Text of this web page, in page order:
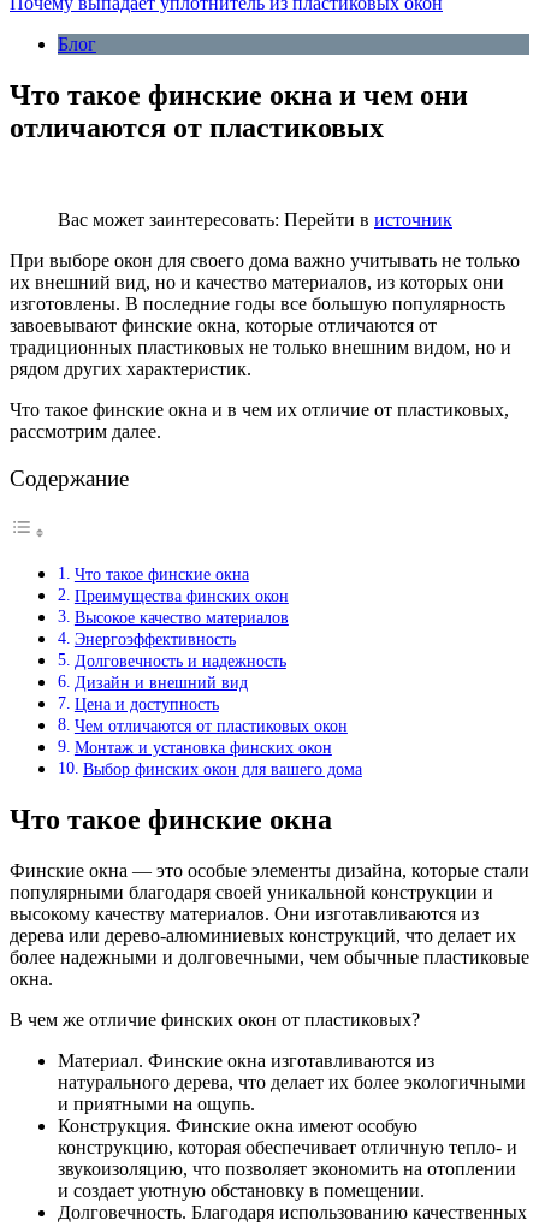
Блог
Что такое финские окна и чем они
отличаются от пластиковых
Вас может заинтересовать: Перейти в источник
При выборе окон для своего дома важно учитывать не только
их внешний вид, но и качество материалов, из которых они
изготовлены. В последние годы все большую популярность
завоевывают финские окна, которые отличаются от
традиционных пластиковых не только внешним видом, но и
рядом других характеристик.
Что такое финские окна и в чем их отличие от пластиковых,
рассмотрим далее.
Содержание
Что такое финские окна
Преимущества финских окон
Высокое качество материалов
Энергоэффективность
Долговечность и надежность
Дизайн и внешний вид
Цена и доступность
Чем отличаются от пластиковых окон
Монтаж и установка финских окон
Выбор финских окон для вашего дома
Что такое финские окна
Финские окна — это особые элементы дизайна, которые стали
популярными благодаря своей уникальной конструкции и
высокому качеству материалов. Они изготавливаются из
дерева или дерево-алюминиевых конструкций, что делает их
более надежными и долговечными, чем обычные пластиковые
окна.
В чем же отличие финских окон от пластиковых?
Материал. Финские окна изготавливаются из
натурального дерева, что делает их более экологичными
и приятными на ощупь.
Конструкция. Финские окна имеют особую
конструкцию, которая обеспечивает отличную тепло- и
звукоизоляцию, что позволяет экономить на отоплении
и создает уютную обстановку в помещении.
Долговечность. Благодаря использованию качественных